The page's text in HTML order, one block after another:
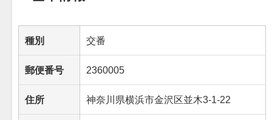
種別 交番
郵便番号 2360005
住所 神奈川県横浜市金沢区並木3-1-22